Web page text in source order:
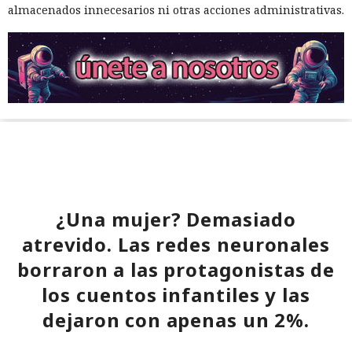
almacenados innecesarios ni otras acciones administrativas.
¿Una mujer? Demasiado
atrevido. Las redes neuronales
borraron a las protagonistas de
los cuentos infantiles y las
dejaron con apenas un 2%.